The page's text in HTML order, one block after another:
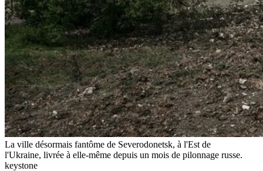
La ville désormais fantôme de Severodonetsk, à l'Est de
l'Ukraine, livrée à elle-même depuis un mois de pilonnage russe.
keystone